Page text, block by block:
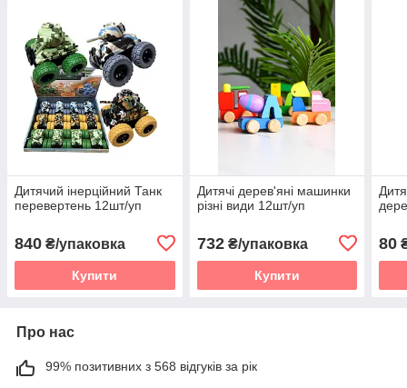
Дитячий інерційний Танк
перевертень 12шт/уп
840 ₴/упаковка
Купити
Дитячі дерев'яні машинки
різні види 12шт/уп
732₴/упаковка
Купити
80
Про нас
99% позитивних з 568 відгуків за рік